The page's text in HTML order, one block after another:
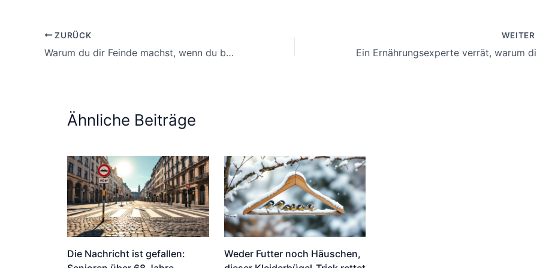
ZURÜCK
Warum du dir Feinde machst, wenn du beim Sprechen wegschaust
WEITER
Ähnliche Beiträge
Die Nachricht ist gefallen:
Weder Futter noch Häuschen,